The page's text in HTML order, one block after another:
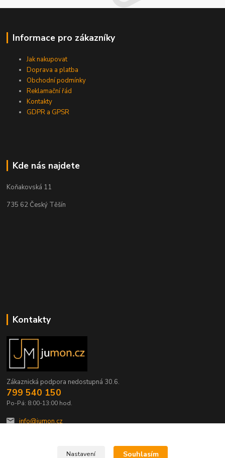
Informace pro zákazníky
Jak nakupovat
Doprava a platba
Obchodní podmínky
Reklamační řád
Kontakty
GDPR a GPSR
Kde nás najdete
Koňakovská 11
735 62 Český Těšín
Kontakty
Zákaznická podpora nedostupná 30.6.
799 540 150
Po-Pá: 8:00-13:00 hod.
info@jumon.cz
Nastavení Souhlasím